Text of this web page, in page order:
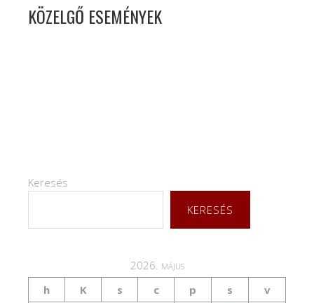
KÖZELGŐ ESEMÉNYEK
Keresés
KERESÉS
2026. május
h
K s c p s
v